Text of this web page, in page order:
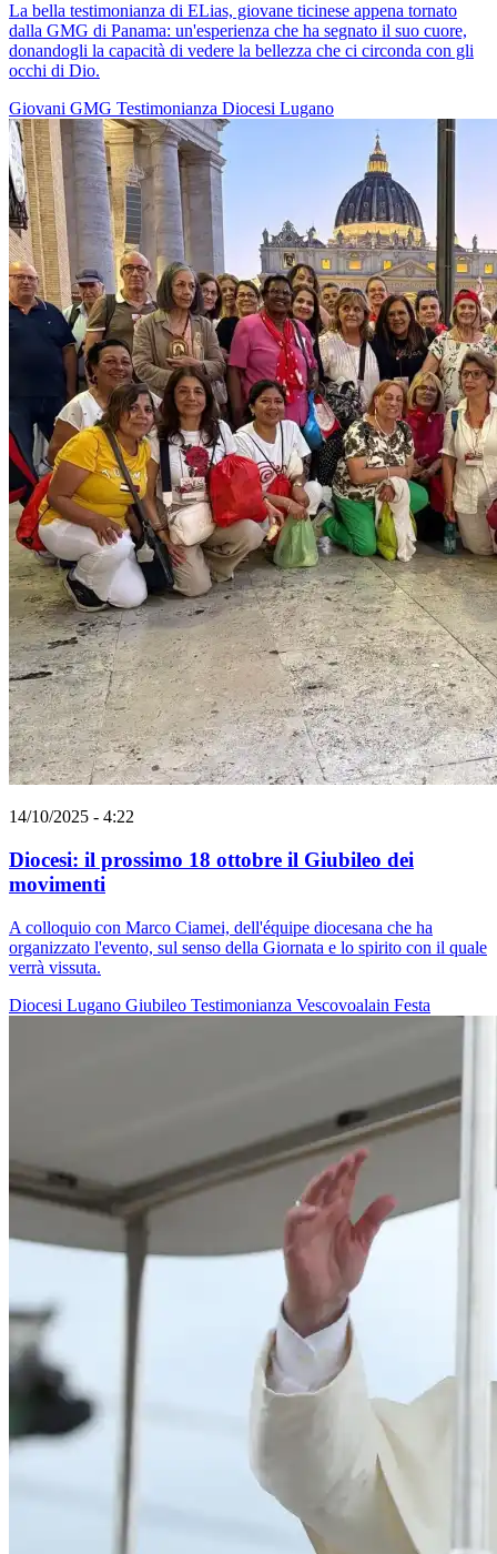
La bella testimonianza di ELias, giovane ticinese appena tornato
dalla GMG di Panama: un'esperienza che ha segnato il suo cuore,
donandogli la capacità di vedere la bellezza che ci circonda con gli
occhi di Dio.
Giovani GMG Testimonianza Diocesi Lugano
14/10/2025 - 4:22
Diocesi: il prossimo 18 ottobre il Giubileo dei
movimenti
A colloquio con Marco Ciamei, dell'équipe diocesana che ha
organizzato l'evento, sul senso della Giornata e lo spirito con il quale
verrà vissuta.
Diocesi Lugano Giubileo Testimonianza Vescovoalain Festa